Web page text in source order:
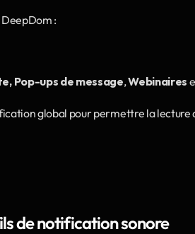
:
Pop-ups de message, Webinaires
global pour permettre la lecture
de notification sonore